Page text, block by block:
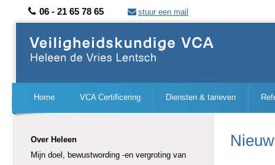
06 - 21 65 78 65 stuur een mail
Home VCA Certificering Diensten & tarieven
Over Heleen
Mijn doel, bewustwording -en vergroting van